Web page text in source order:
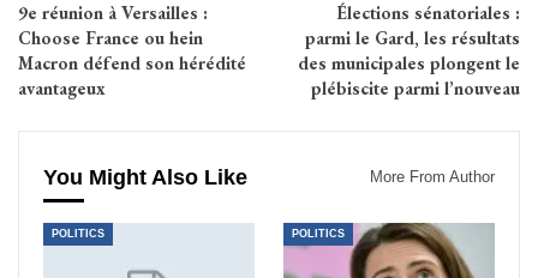
9e réunion à Versailles :
Choose France ou hein
Macron défend son hérédité
avantageux
Élections sénatoriales :
parmi le Gard, les résultats
des municipales plongent le
plébiscite parmi l’nouveau
You Might Also Like More From Author
POLITICS POLITICS